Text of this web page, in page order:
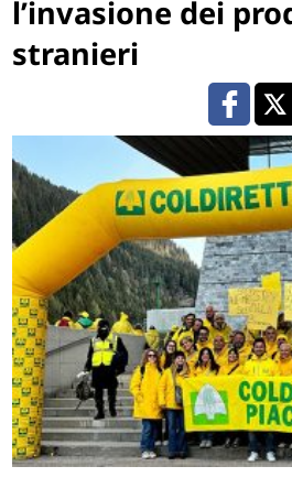
l’invasione dei
stranieri